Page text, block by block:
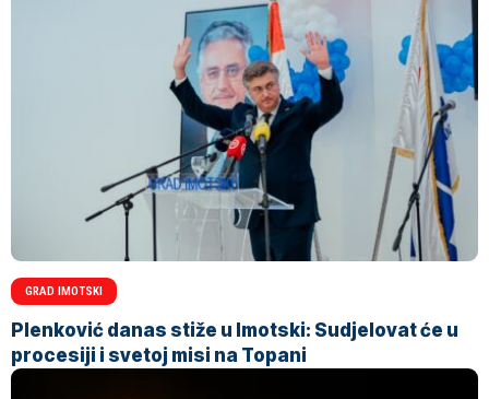
GRAD IMOTSKI
Plenković danas stiže u Imotski: Sudjelovat će u
procesiji i svetoj misi na Topani